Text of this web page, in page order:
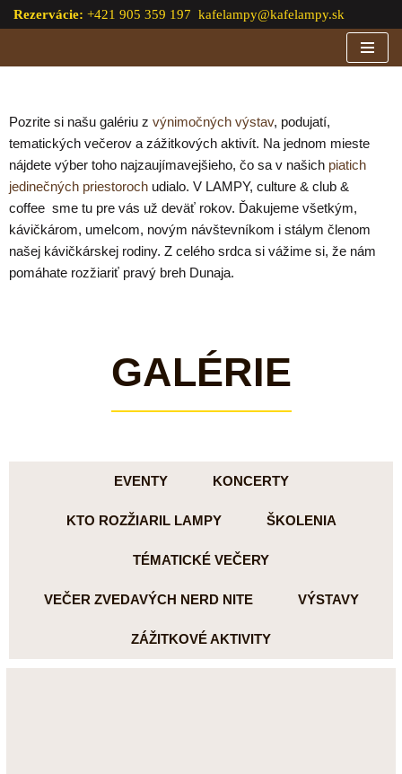
na
Rezervácie: +421 905 359 197 kafelampy@kafelampy.sk
Pozrite si našu galériu z výnimočných výstav, podujatí,
tematických večerov a zážitkových aktivít. Na jednom mieste
nájdete výber toho najzaujímavejšieho, čo sa v našich piatich
jedinečných priestoroch udialo. V LAMPY, culture & club &
coffee sme tu pre vás už deväť rokov. Ďakujeme všetkým,
kávičkárom, umelcom, novým návštevníkom i stálym členom
našej kávičkárskej rodiny. Z celého srdca si vážime si, že nám
pomáhate rozžiariť pravý breh Dunaja.
GALÉRIE
EVENTY KONCERTY
KTO ROZŽIARIL LAMPY ŠKOLENIA
TÉMATICKÉ VEČERY
VEČER ZVEDAVÝCH NERD NITE VÝSTAVY
ZÁŽITKOVÉ AKTIVITY